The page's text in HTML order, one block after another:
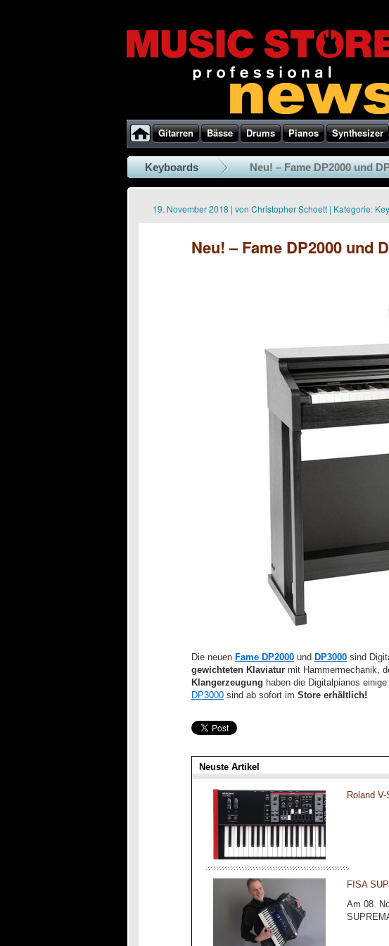
Gitarren Bässe Drums Pianos Synthesizer
Keyboards Neu! – Fame DP2000 und
19. November 2018 | von Christopher Schoett | Kategorie:
Neu! – Fame DP2000 und
Die neuen Fame DP2000 und DP3000 sind
gewichteten Klaviatur mit Hammermechanik,
Klangerzeugung haben die Digitalpianos
DP3000 sind ab sofort im Store erhältlich!
Neuste Artikel
Roland
FISA
Am 08.